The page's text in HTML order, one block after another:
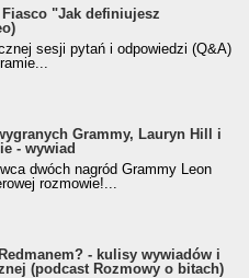
"Jak definiujesz
sesji pytań i odpowiedzi (Q&A)
Grammy, Lauryn Hill i
- wywiad
dwóch nagród Grammy Leon
rozmowie!...
- kulisy wywiadów i
(podcast Rozmowy o bitach)